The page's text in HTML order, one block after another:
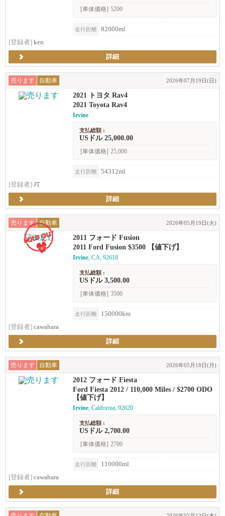
[車体価格] 5200
走行距離
82000ml
[登録者] ken
詳細
売ります 自動車 2026年07月19日(日)
2021 トヨタ Rav4
2021 Toyota Rav4
Irvine
支払総額 :
USドル 25,000.00
[車体価格] 25,000
走行距離
54312ml
[登録者] JT
詳細
売ります 自動車 2026年05月19日(火)
2011 フォード Fusion
2011 Ford Fusion $3500 【値下げ】
Irvine, CA, 92618
支払総額 :
USドル 3,500.00
[車体価格] 3500
走行距離
150000km
[登録者] cawahara
詳細
売ります 自動車 2026年05月18日(月)
2012 フォード Fiesta
Ford Fiesta 2012 / 110,000 Miles / $2700 ODO
【値下げ】
Irvine, California, 92620
支払総額 :
USドル 2,700.00
[車体価格] 2700
走行距離
110000ml
[登録者] cawahara
詳細